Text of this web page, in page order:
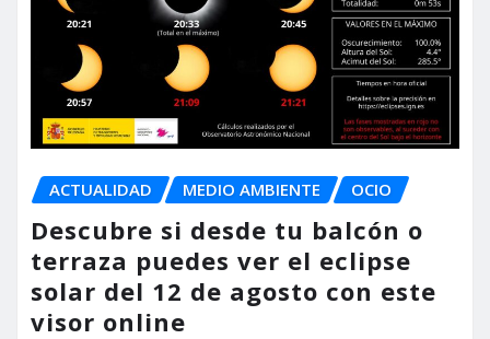
ACTUALIDAD MEDIO AMBIENTE OCIO
Descubre si desde tu balcón o
terraza puedes ver el eclipse
solar del 12 de agosto con este
visor online